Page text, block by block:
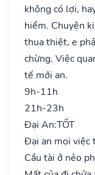
không có lợi,
hiểm. Chuyện
thua thiệt, e
chừng. Việc
tế mới an.
9h-11h
21h-23h
Đại An:TỐT
Đại an mọi việc
Cầu tài ở nẻo